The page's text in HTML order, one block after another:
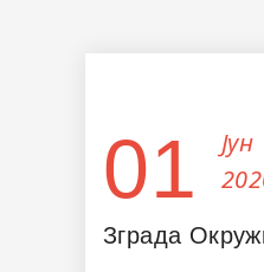
01
Јун
Зграда